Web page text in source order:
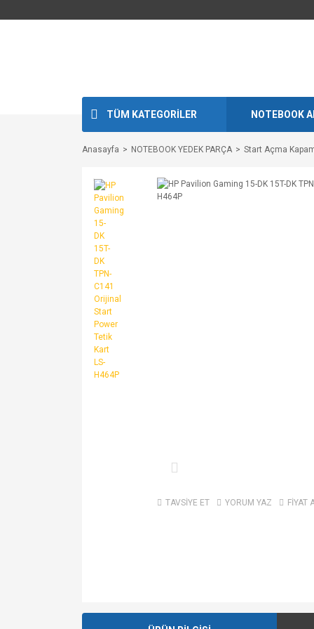
TÜM KATEGORİLER NOTEBOOK
Anasayfa NOTEBOOK YEDEK PARÇA Start Açma
TAVSİYE ET YORUM YAZ FİYAT